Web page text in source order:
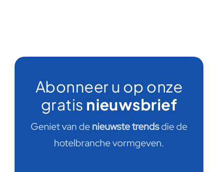
Abonneer u op onze
gratis nieuwsbrief
Geniet van denieuwste trendsdie de
hotelbranche vormgeven.